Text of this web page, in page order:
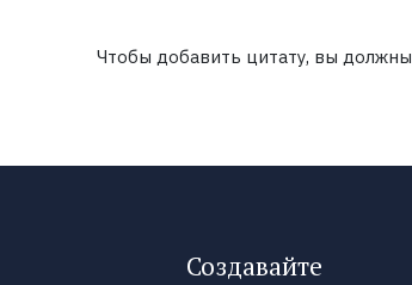
Чтобы добавить цитату, вы должны
Создавайте